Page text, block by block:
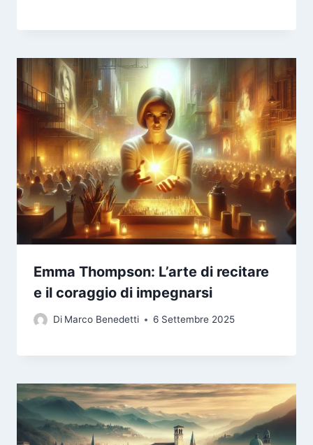
Emma Thompson: L’arte di recitare
e il coraggio di impegnarsi
Di Marco Benedetti 6 Settembre 2025